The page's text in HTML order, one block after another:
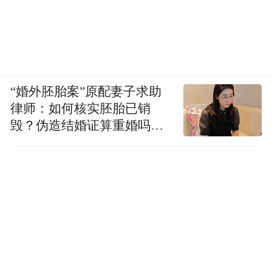
“婚外胚胎案”原配妻子求助
律师：如何核实胚胎已销
毁？伪造结婚证算重婚吗？